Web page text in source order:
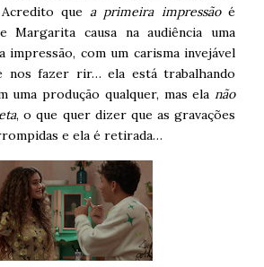
Acredito quea primeira impressãoé
Margarita causa na audiência uma
impressão, com um carisma invejável
nos fazer rir… ela está trabalhando
uma produção qualquer, mas ela não
, o que quer dizer que as gravações
e ela é retirada…